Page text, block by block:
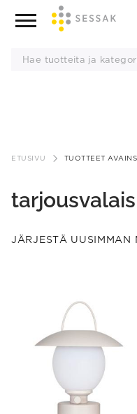
sisältöön
ETUSIVU TUOTTEET